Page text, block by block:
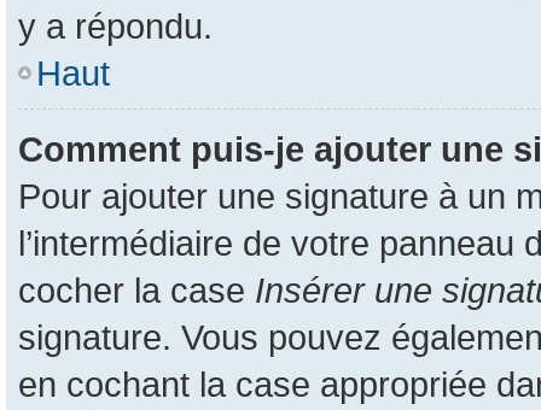
y a répondu.
Haut
Comment puis-je ajouter une
Pour ajouter une signature à un
l’intermédiaire de votre panneau
cocher la case Insérer une
signature. Vous pouvez
en cochant la case appropriée